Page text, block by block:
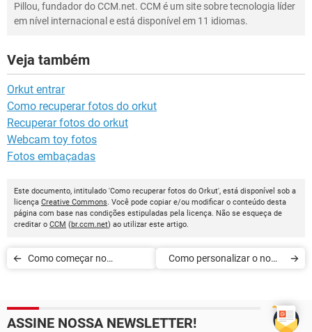
Pillou, fundador do CCM.net. CCM é um site sobre tecnologia líder
em nível internacional e está disponível em 11 idiomas.
Veja também
Orkut entrar
Como recuperar fotos do orkut
Recuperar fotos do orkut
Webcam toy fotos
Fotos embaçadas
Este documento, intitulado 'Como recuperar fotos do Orkut', está disponível sob a
licença Creative Commons. Você pode copiar e/ou modificar o conteúdo desta
página com base nas condições estipuladas pela licença. Não se esqueça de
creditar o CCM (br.ccm.net) ao utilizar este artigo.
Como começar no
Como personalizar o nome
ASSINE NOSSA NEWSLETTER!